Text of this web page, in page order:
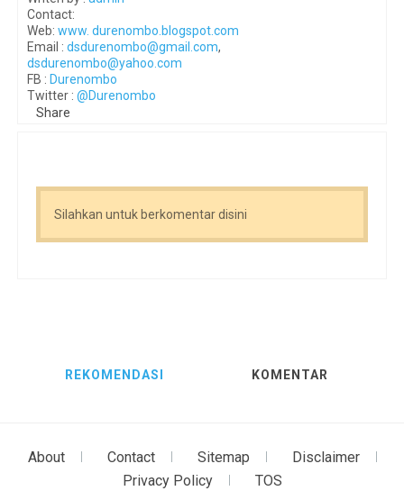
Contact:
Web: www. durenombo.blogspot.com
Email : dsdurenombo@gmail.com,
dsdurenombo@yahoo.com
FB : Durenombo
Twitter : @Durenombo
Share
Silahkan untuk berkomentar disini
REKOMENDASI KOMENTAR
About Contact Sitemap
Disclaimer
Privacy Policy
TOS